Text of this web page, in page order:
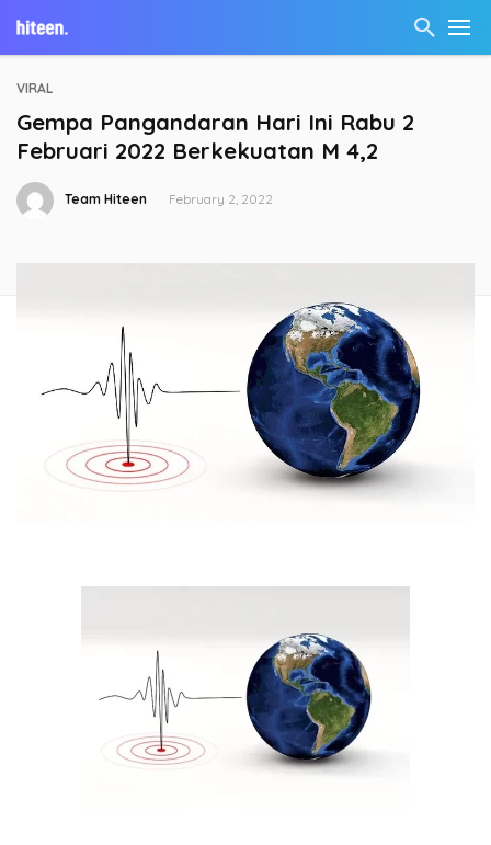
VIRAL
Gempa Pangandaran Hari Ini Rabu 2
Februari 2022 Berkekuatan M 4,2
Team Hiteen February 2, 2022